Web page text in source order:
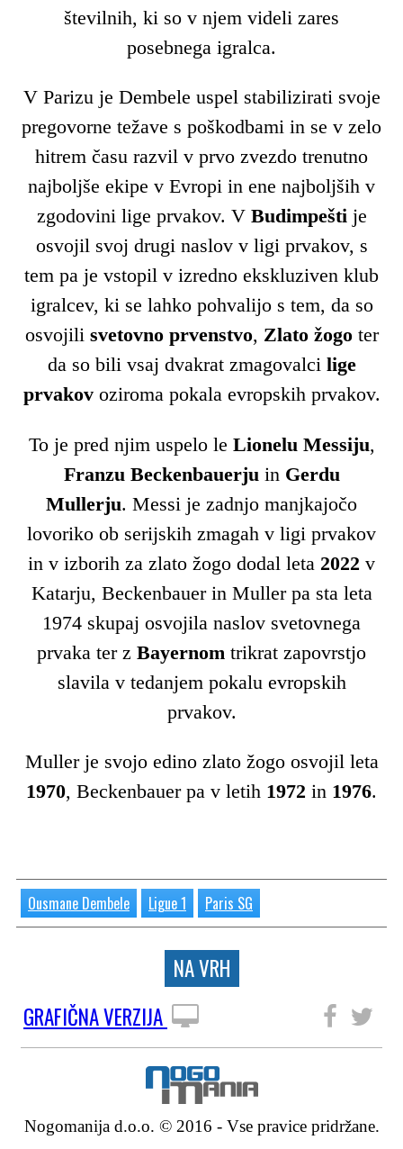
številnih, ki so v njem videli zares
posebnega igralca.
V Parizu je Dembele uspel stabilizirati svoje
pregovorne težave s poškodbami in se v zelo
hitrem času razvil v prvo zvezdo trenutno
najboljše ekipe v Evropi in ene najboljših v
zgodovini lige prvakov. V Budimpešti je
osvojil svoj drugi naslov v ligi prvakov, s
tem pa je vstopil v izredno ekskluziven klub
igralcev, ki se lahko pohvalijo s tem, da so
osvojili svetovno prvenstvo, Zlato žogo ter
da so bili vsaj dvakrat zmagovalci lige
prvakov oziroma pokala evropskih prvakov.
To je pred njim uspelo le Lionelu Messiju,
Franzu Beckenbauerju in Gerdu
Mullerju. Messi je zadnjo manjkajočo
lovoriko ob serijskih zmagah v ligi prvakov
in v izborih za zlato žogo dodal leta 2022 v
Katarju, Beckenbauer in Muller pa sta leta
1974 skupaj osvojila naslov svetovnega
prvaka ter z Bayernom trikrat zapovrstjo
slavila v tedanjem pokalu evropskih
prvakov.
Muller je svojo edino zlato žogo osvojil leta
1970, Beckenbauer pa v letih 1972 in 1976.
Ousmane Dembele Ligue 1 Paris SG
NA VRH
GRAFIČNA VERZIJA
Nogomanija d.o.o. © 2016 - Vse pravice pridržane.